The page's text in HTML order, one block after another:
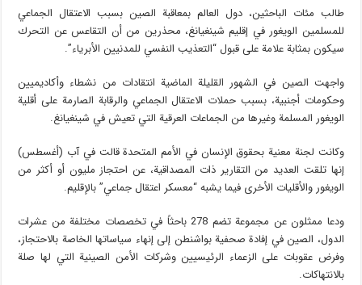
طالب مئات الباحثين، دول العالم بمعاقبة الصين بسبب الاعتقال الجماعي
للمسلمين الويغور في إقليم شينغيانغ، محذرين من أن التقاعس عن التحرك
سيكون بمثابة علامة على قبول “التعذيب النفسي للمدنيين الأبرياء”.
واجهت الصين في الشهور القليلة الماضية انتقادات من نشطاء وأكاديميين
وحكومات أجنبية، بسبب حملات الاعتقال الجماعي والرقابة الصارمة على أقلية
الويغور المسلمة وغيرها من الجماعات العرقية التي تعيش في شينغيانغ.
وكانت لجنة معنية بحقوق الإنسان في الأمم المتحدة قالت في آب (أغسطس)
إنها تلقت العديد من التقارير ذات المصداقية، عن احتجاز مليون أو أكثر من
الويغور والأقليات الأخرى فيما يشبه “معسكر اعتقال جماعي” بالإقليم.
ودعا ممثلون عن مجموعة تضم 278 باحثاً في تخصصات مختلفة من عشرات
الدول، الصين في إفادة صحفية بواشنطن إلى إنهاء سياساتها الخاصة بالاحتجاز،
وفرض عقوبات على الزعماء الرئيسيين وشركات الأمن الصينية التي لها صلة
بالانتهاكات.